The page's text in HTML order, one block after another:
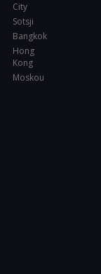
City
Sotsji
Bangkok
Hong
Kong
Moskou